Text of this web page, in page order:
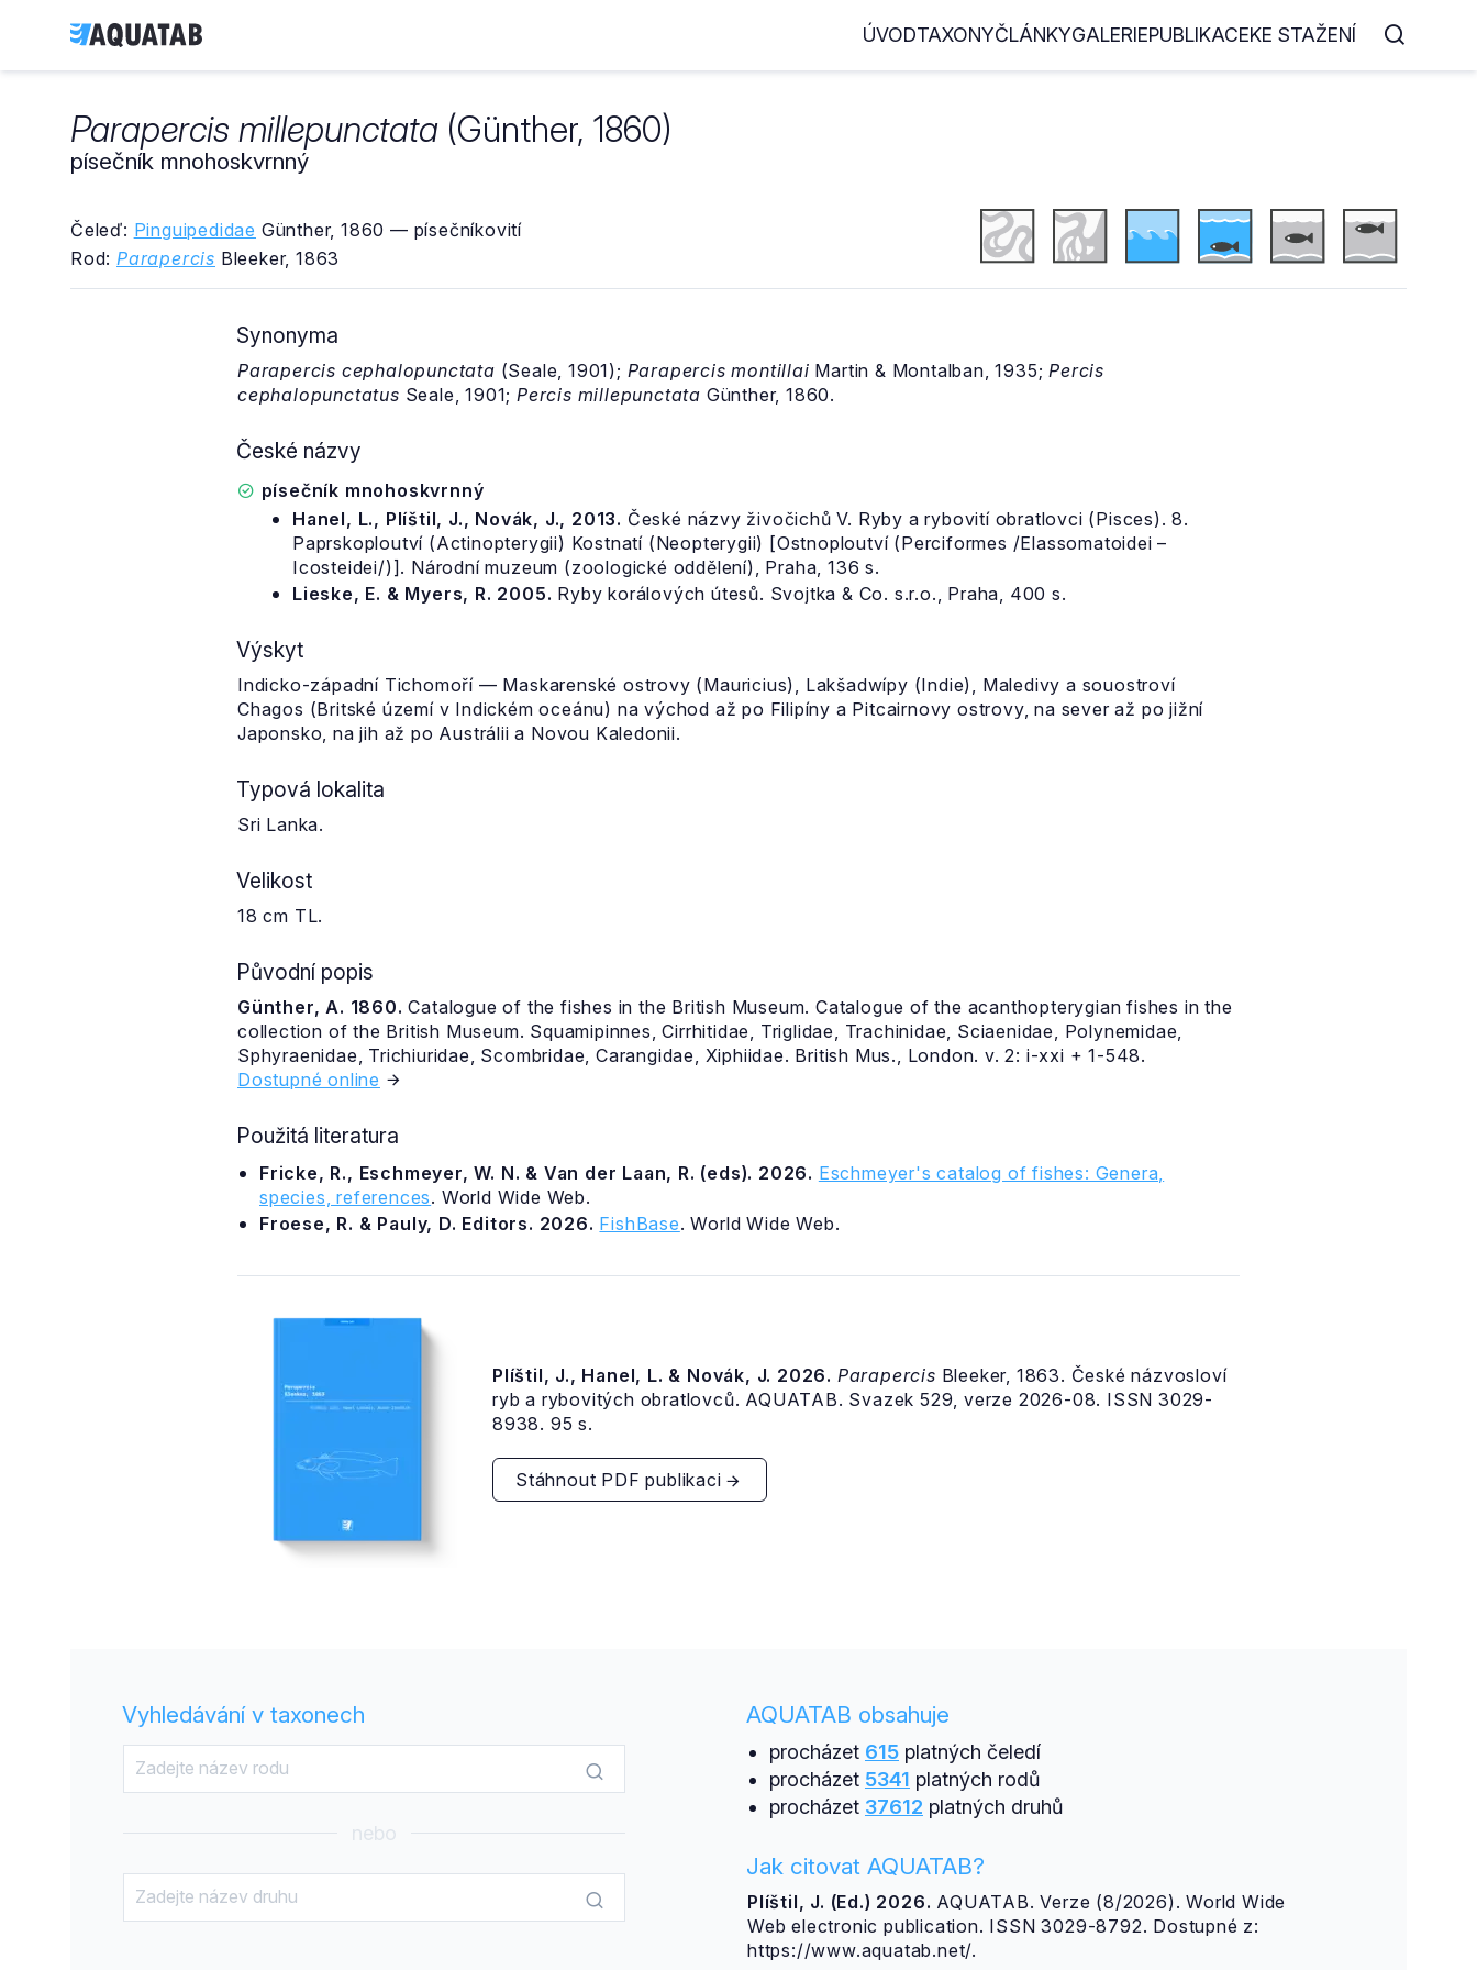
ÚVODTAXONYČLÁNKYGALERIEPUBLIKACEKE STAŽENÍ
Parapercis millepunctata (Günther, 1860)
písečník mnohoskvrnný
Čeleď: Pinguipedidae Günther, 1860 — písečníkovití
Rod: Parapercis Bleeker, 1863
Synonyma
Parapercis cephalopunctata (Seale, 1901); Parapercis montillai Martin & Montalban, 1935;Percis
cephalopunctatus Seale, 1901;Percis millepunctata Günther, 1860.
České názvy
písečník mnohoskvrnný
Hanel, L., Plíštil, J., Novák, J., 2013. České názvy živočichů V. Ryby a rybovití obratlovci (Pisces). 8.
Paprskoploutví (Actinopterygii) Kostnatí (Neopterygii) [Ostnoploutví (Perciformes /Elassomatoidei –
Icosteidei/)]. Národní muzeum (zoologické oddělení), Praha, 136 s.
Lieske, E. & Myers, R. 2005. Ryby korálových útesů. Svojtka & Co. s.r.o., Praha, 400 s.
Výskyt
Indicko-západní Tichomoří — Maskarenské ostrovy (Mauricius), Lakšadwípy (Indie), Maledivy a souostroví
Chagos (Britské území v Indickém oceánu) na východ až po Filipíny a Pitcairnovy ostrovy, na sever až po jižní
Japonsko, na jih až po Austrálii a Novou Kaledonii.
Typová lokalita
Sri Lanka.
Velikost
18 cm TL.
Původní popis
Günther, A. 1860. Catalogue of the fishes in the British Museum. Catalogue of the acanthopterygian fishes in the
collection of the British Museum. Squamipinnes, Cirrhitidae, Triglidae, Trachinidae, Sciaenidae, Polynemidae,
Sphyraenidae, Trichiuridae, Scombridae, Carangidae, Xiphiidae. British Mus., London. v. 2: i-xxi + 1-548.
Dostupné online
Použitá literatura
Fricke, R., Eschmeyer, W. N. & Van der Laan, R. (eds). 2026. Eschmeyer's catalog of fishes: Genera,
species, references. World Wide Web.
Froese, R. & Pauly, D. Editors. 2026. FishBase. World Wide Web.
Plíštil, J., Hanel, L. & Novák, J. 2026. Parapercis Bleeker, 1863. České názvosloví
ryb a rybovitých obratlovců. AQUATAB. Svazek 529, verze 2026-08. ISSN 3029-
8938. 95 s.
Stáhnout PDF publikaci
Vyhledávání v taxonech
nebo
AQUATAB obsahuje
procházet 615platných čeledí
procházet 5341 platných rodů
procházet 37612 platných druhů
Jak citovat AQUATAB?
Plíštil, J. (Ed.) 2026. AQUATAB. Verze (8/2026). World Wide
Web electronic publication. ISSN 3029-8792. Dostupné z:
https://www.aquatab.net/.